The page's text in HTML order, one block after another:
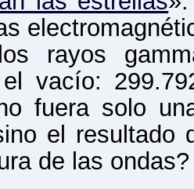
rayos
vacío:
fuera solo
el resultado
de las ondas?